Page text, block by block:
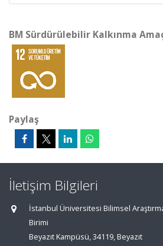
BM Sürdürülebilir Kalkınma
Paylaş
İletişim Bilgileri
İstanbul Üniversitesi Bilimsel
Birimi
Beyazıt Kampüsü, 34119, Beyazıt